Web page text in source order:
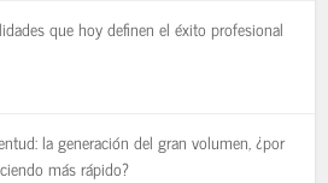
que hoy definen el éxito profesional
la generación del gran volumen, ¿por
más rápido?